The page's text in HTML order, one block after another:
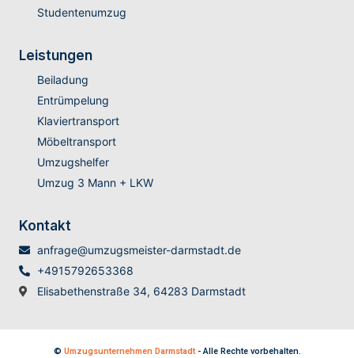
Studentenumzug
Leistungen
Beiladung
Entrümpelung
Klaviertransport
Möbeltransport
Umzugshelfer
Umzug 3 Mann + LKW
Kontakt
anfrage@umzugsmeister-darmstadt.de
+4915792653368
Elisabethenstraße 34, 64283 Darmstadt
© Umzugsunternehmen Darmstadt- Alle Rechte vorbehalten.